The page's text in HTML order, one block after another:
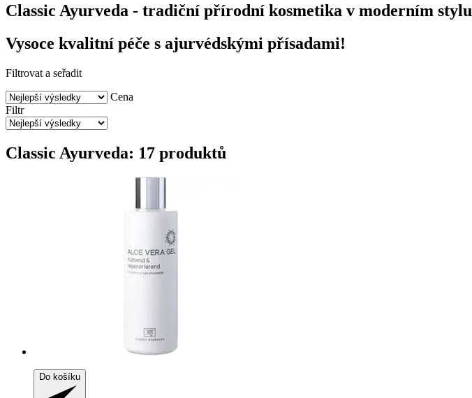
Classic Ayurveda - tradiční přírodní kosmetika v moderním stylu
Vysoce kvalitní péče s ajurvédskými přísadami!
Filtrovat a seřadit
Cena
Filtr
Classic Ayurveda: 17 produktů
Do košíku